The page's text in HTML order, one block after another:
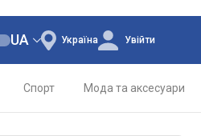
Україна
UA Увійти
Спорт Мода та аксесуари